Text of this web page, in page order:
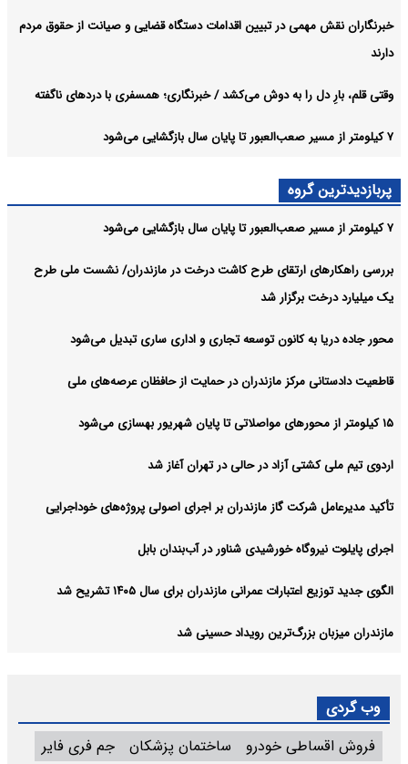
خبرنگاران نقش مهمی در تبیین اقدامات دستگاه قضایی و صیانت از حقوق مردم
دارند
وقتی قلم، بارِ دل را به دوش می‌کشد / خبرنگاری؛ همسفری با دردهای ناگفته
۷ کیلومتر از مسیر صعب‌العبور تا پایان سال بازگشایی می‌شود
پربازدیدترین گروه
۷ کیلومتر از مسیر صعب‌العبور تا پایان سال بازگشایی می‌شود
بررسی راهکارهای ارتقای طرح کاشت درخت در مازندران/ نشست ملی طرح
یک میلیارد درخت برگزار شد
محور جاده دریا به کانون توسعه تجاری و اداری ساری تبدیل می‌شود
قاطعیت دادستانی مرکز مازندران در حمایت از حافظان عرصه‌های ملی
۱۵ کیلومتر از محورهای مواصلاتی تا پایان شهریور بهسازی می‌شود
اردوی تیم ملی کشتی آزاد در حالی در تهران آغاز شد
تأکید مدیرعامل شرکت گاز مازندران بر اجرای اصولی پروژه‌های خوداجرایی
اجرای پایلوت نیروگاه خورشیدی شناور در آب‌بندان بابل
الگوی جدید توزیع اعتبارات عمرانی مازندران برای سال ۱۴۰۵ تشریح شد
مازندران میزبان بزرگ‌ترین رویداد حسینی شد
وب گردی
فروش اقساطی خودرو
ساختمان پزشکان جم فری فایر